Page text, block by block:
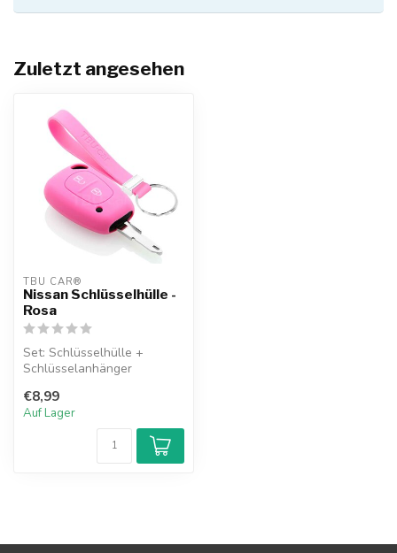
Zuletzt angesehen
TBU CAR®
Nissan Schlüsselhülle -
Rosa
Set: Schlüsselhülle +
Schlüsselanhänger
€8,99
Auf Lager